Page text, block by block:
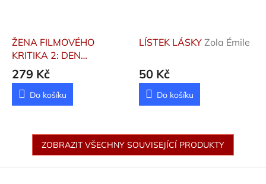
ŽENA FILMOVÉHO
KRITIKA 2: DEN
ZÚČTOVÁNÍ
279 Kč
Do košíku
LÍSTEK LÁSKY Zola Émile
50 Kč
Do košíku
ZOBRAZIT VŠECHNY SOUVISEJÍCÍ PRODUKTY